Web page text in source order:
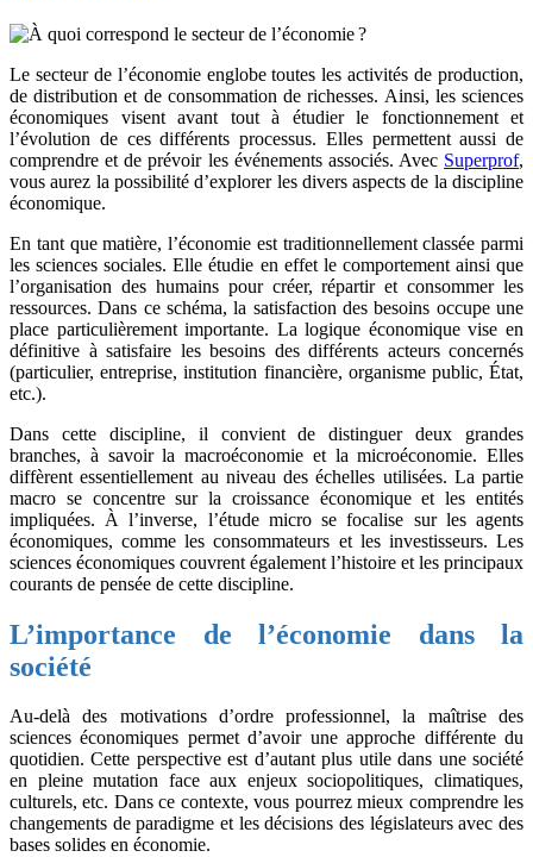
Le secteur de l’économie englobe toutes les activités de production,
de distribution et de consommation de richesses. Ainsi, les sciences
économiques visent avant tout à étudier le fonctionnement et
l’évolution de ces différents processus. Elles permettent aussi de
comprendre et de prévoir les événements associés. Avec Superprof,
vous aurez la possibilité d’explorer les divers aspects de la discipline
économique.
En tant que matière, l’économie est traditionnellement classée parmi
les sciences sociales. Elle étudie en effet le comportement ainsi que
l’organisation des humains pour créer, répartir et consommer les
ressources. Dans ce schéma, la satisfaction des besoins occupe une
place particulièrement importante. La logique économique vise en
définitive à satisfaire les besoins des différents acteurs concernés
(particulier, entreprise, institution financière, organisme public, État,
etc.).
Dans cette discipline, il convient de distinguer deux grandes
branches, à savoir la macroéconomie et la microéconomie. Elles
diffèrent essentiellement au niveau des échelles utilisées. La partie
macro se concentre sur la croissance économique et les entités
impliquées. À l’inverse, l’étude micro se focalise sur les agents
économiques, comme les consommateurs et les investisseurs. Les
sciences économiques couvrent également l’histoire et les principaux
courants de pensée de cette discipline.
L’importance de l’économie dans la
société
Au-delà des motivations d’ordre professionnel, la maîtrise des
sciences économiques permet d’avoir une approche différente du
quotidien. Cette perspective est d’autant plus utile dans une société
en pleine mutation face aux enjeux sociopolitiques, climatiques,
culturels, etc. Dans ce contexte, vous pourrez mieux comprendre les
changements de paradigme et les décisions des législateurs avec des
bases solides en économie.